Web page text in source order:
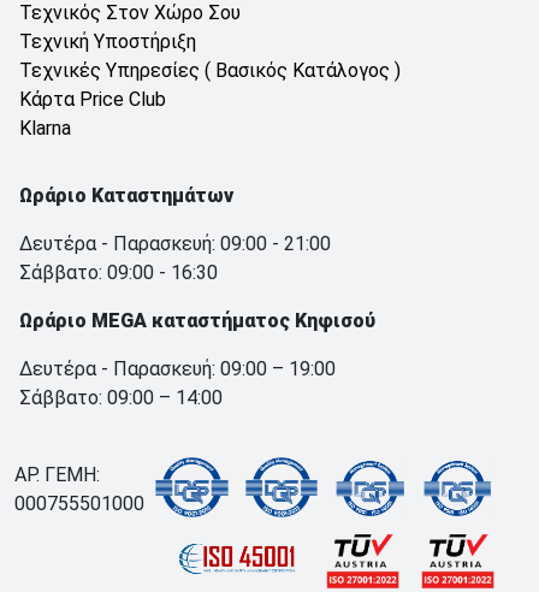
Τεχνικός Στον Χώρο Σου
Τεχνική Υποστήριξη
Τεχνικές Υπηρεσίες ( Βασικός Κατάλογος )
Κάρτα Price Club
Klarna
Ωράριο Καταστημάτων
Δευτέρα - Παρασκευή: 09:00 - 21:00
Σάββατο: 09:00 - 16:30
Ωράριο MEGA καταστήματος Κηφισού
Δευτέρα - Παρασκευή: 09:00 – 19:00
Σάββατο: 09:00 – 14:00
ΑΡ. ΓΕΜΗ:
000755501000